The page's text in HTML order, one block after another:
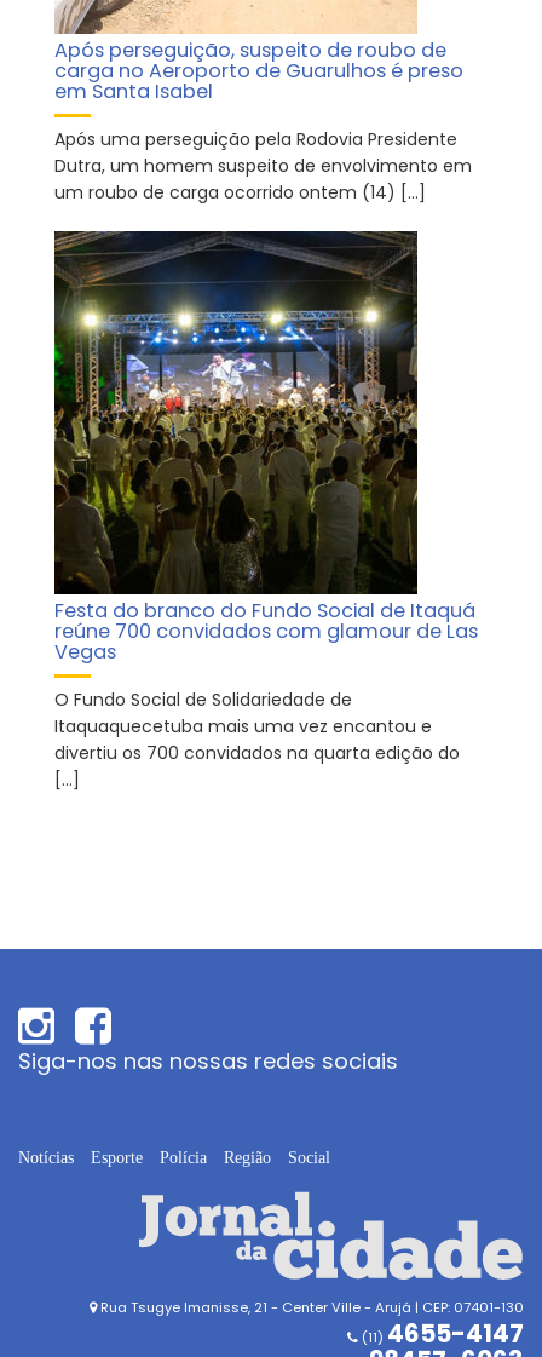
Após perseguição, suspeito de roubo de
carga no Aeroporto de Guarulhos é preso
em Santa Isabel
Após uma perseguição pela Rodovia Presidente
Dutra, um homem suspeito de envolvimento em
um roubo de carga ocorrido ontem (14) […]
Festa do branco do Fundo Social de Itaquá
reúne 700 convidados com glamour de Las
Vegas
O Fundo Social de Solidariedade de
Itaquaquecetuba mais uma vez encantou e
divertiu os 700 convidados na quarta edição do
[…]
Siga-nos nas nossas redes sociais
Notícias Esporte Polícia Região Social
Rua Tsugye Imanisse, 21 - Center Ville - Arujá | CEP: 07401-130
(11) 4655-4147